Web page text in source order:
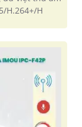
H.264+/H